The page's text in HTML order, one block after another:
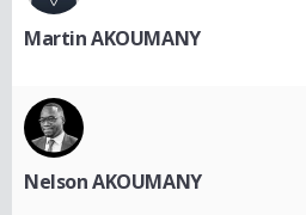
Martin AKOUMANY
Nelson AKOUMANY